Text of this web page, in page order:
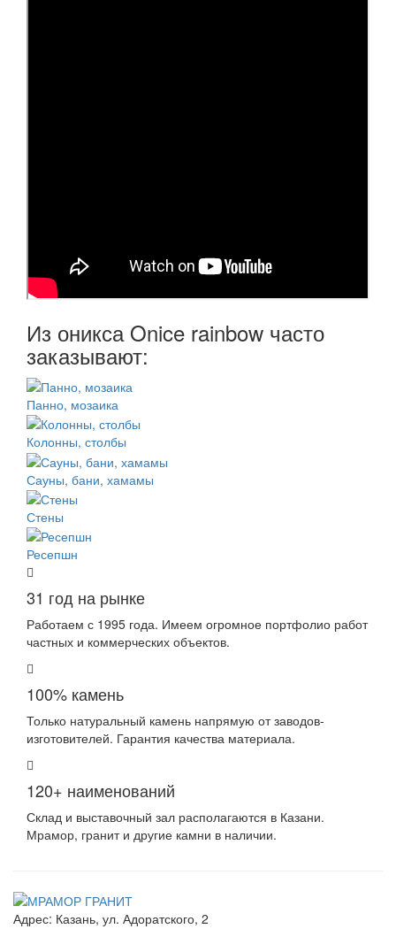
Из оникса Onice rainbow часто
заказывают:
Панно, мозаика
Колонны, столбы
Сауны, бани, хамамы
Стены
Ресепшн
31 год на рынке
Работаем с 1995 года. Имеем огромное портфолио работ
частных и коммерческих объектов.
100% камень
Только натуральный камень напрямую от заводов-
изготовителей. Гарантия качества материала.
120+ наименований
Склад и выставочный зал располагаются в Казани.
Мрамор, гранит и другие камни в наличии.
Адрес: Казань, ул. Адоратского, 2